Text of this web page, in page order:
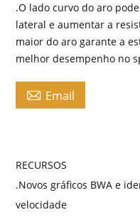
.O lado curvo do aro
lateral e aumentar a
maior do aro garante a
melhor desempenho no
 Email
RECURSOS
.Novos gráficos BWA e
velocidade